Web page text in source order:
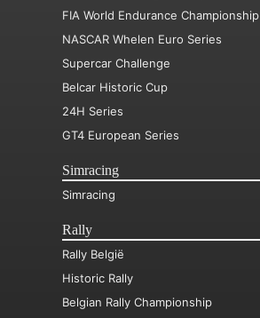
FIA World Endurance Championship
NASCAR Whelen Euro Series
Supercar Challenge
Belcar Historic Cup
24H Series
GT4 European Series
Simracing
Simracing
Rally
Rally België
Historic Rally
Belgian Rally Championship